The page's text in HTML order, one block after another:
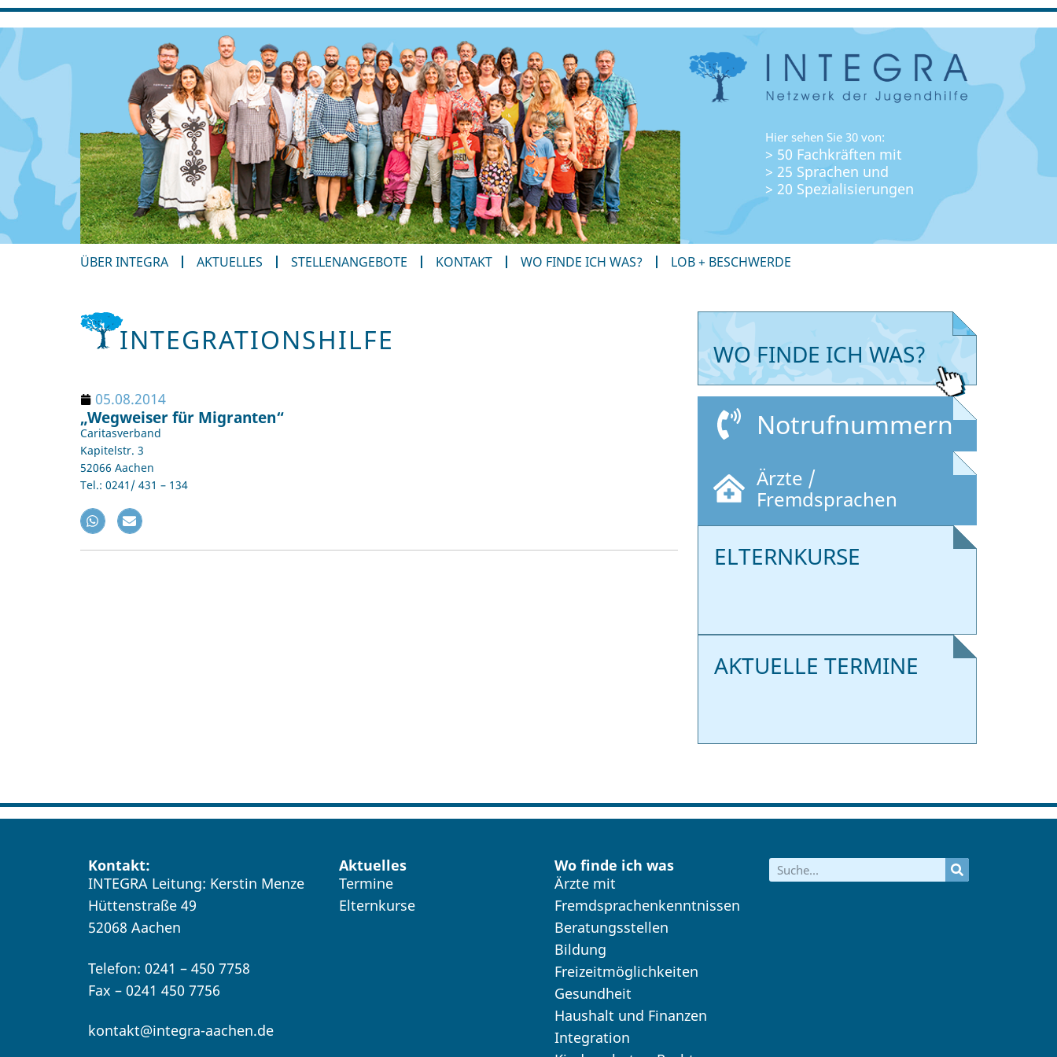
Hier sehen Sie 30 von:
> 50 Fachkräften mit
> 25 Sprachen und
> 20 Spezialisierungen
ÜBER INTEGRA AKTUELLES STELLENANGEBOTE KONTAKT WO FINDE ICH WAS? LOB + BESCHWERDE
INTEGRATIONSHILFE
05.08.2014
„Wegweiser für Migranten“
Caritasverband
Kapitelstr. 3
52066 Aachen
Tel.: 0241/ 431 – 134
WO FINDE ICH WAS?
Notrufnummern
Ärzte /
Fremdsprachen
ELTERNKURSE
AKTUELLE TERMINE
Kontakt:
INTEGRA Leitung: Kerstin Menze
Hüttenstraße 49
52068 Aachen
Telefon: 0241 – 450 7758
Fax – 0241 450 7756
kontakt@integra-aachen.de
Aktuelles
Termine
Elternkurse
Wo finde ich was
Ärzte mit
Fremdsprachenkenntnissen
Beratungsstellen
Bildung
Freizeitmöglichkeiten
Gesundheit
Haushalt und Finanzen
Integration